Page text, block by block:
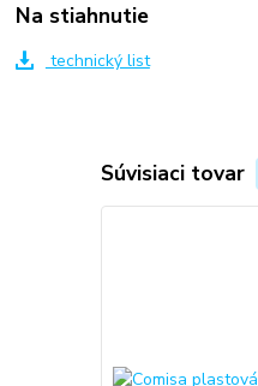
Na stiahnutie
technický list
Súvisiaci tovar